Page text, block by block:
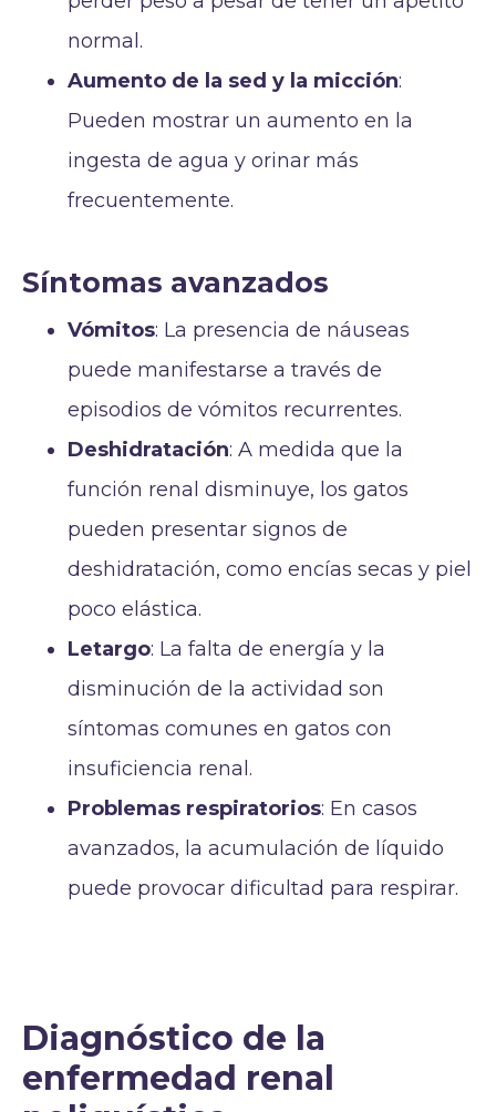
normal.
Aumento de la sed y la micción:
Pueden mostrar un aumento en la
ingesta de agua y orinar más
frecuentemente.
Síntomas avanzados
Vómitos: La presencia de náuseas
puede manifestarse a través de
episodios de vómitos recurrentes.
Deshidratación: A medida que la
función renal disminuye, los gatos
pueden presentar signos de
deshidratación, como encías secas y piel
poco elástica.
Letargo: La falta de energía y la
disminución de la actividad son
síntomas comunes en gatos con
insuficiencia renal.
Problemas respiratorios: En casos
avanzados, la acumulación de líquido
puede provocar dificultad para respirar.
Diagnóstico de la
enfermedad renal